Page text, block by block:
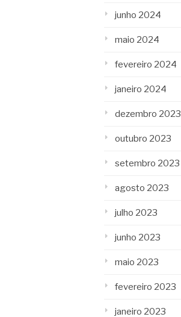
junho 2024
maio 2024
fevereiro 2024
janeiro 2024
dezembro 2023
outubro 2023
setembro 2023
agosto 2023
julho 2023
junho 2023
maio 2023
fevereiro 2023
janeiro 2023